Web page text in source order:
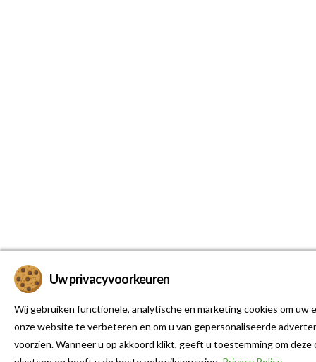
Uw privacyvoorkeuren
Wij gebruiken functionele, analytische en marketing cookies om uw
onze website te verbeteren en om u van gepersonaliseerde
voorzien. Wanneer u op akkoord klikt, geeft u toestemming om deze